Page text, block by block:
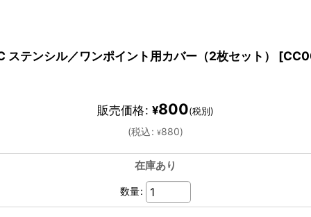
ステンシル／ワンポイント用カバー（2枚セット） [
販売価格: ¥800(税別)
(税込: ¥880)
在庫あり
数量: